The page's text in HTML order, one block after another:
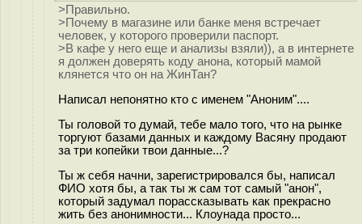
>Правильно.
>Почему в магазине или банке меня встречает
человек, у которого проверили паспорт.
>В кафе у него еще и анализы взяли)), а в интернете
я должен доверять коду анона, который мамой
клянется что он на ЖинТан?
Написал непонятно кто с именем "Аноним"....
Ты головой то думай, тебе мало того, что на рынке
торгуют базами данных и каждому Васяну продают
за три копейки твои данные...?
Ты ж себя начни, зарегистрировался бы, написал
ФИО хотя бы, а так ты ж сам тот самый "анон",
который задумал порассказывать как прекрасно
жить без анонимности... Клоунада просто...